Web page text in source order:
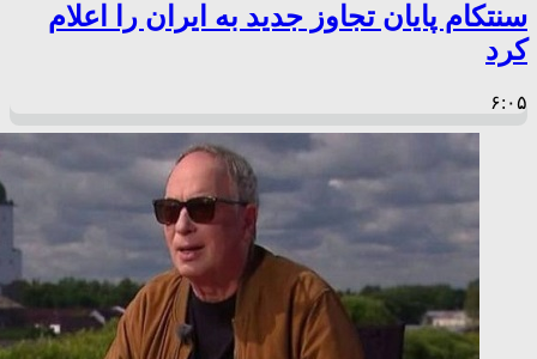
سنتکام پایان تجاوز جدید به ایران را اعلام
کرد
۶:۰۵